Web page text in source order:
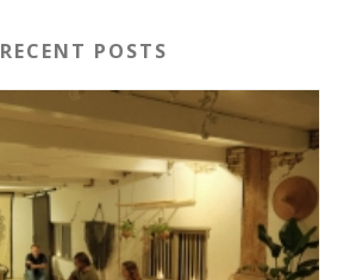
RECENT POSTS